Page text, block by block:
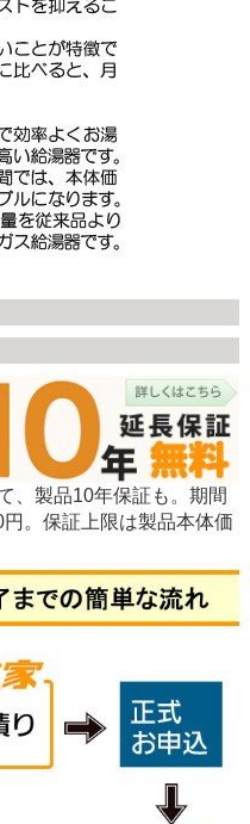
、製品10年保証も。期間
。保証上限は製品本体価